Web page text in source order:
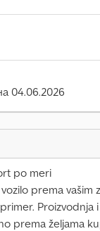
04.06.2026
po meri
prema vašim
Proizvodnja
prema željama